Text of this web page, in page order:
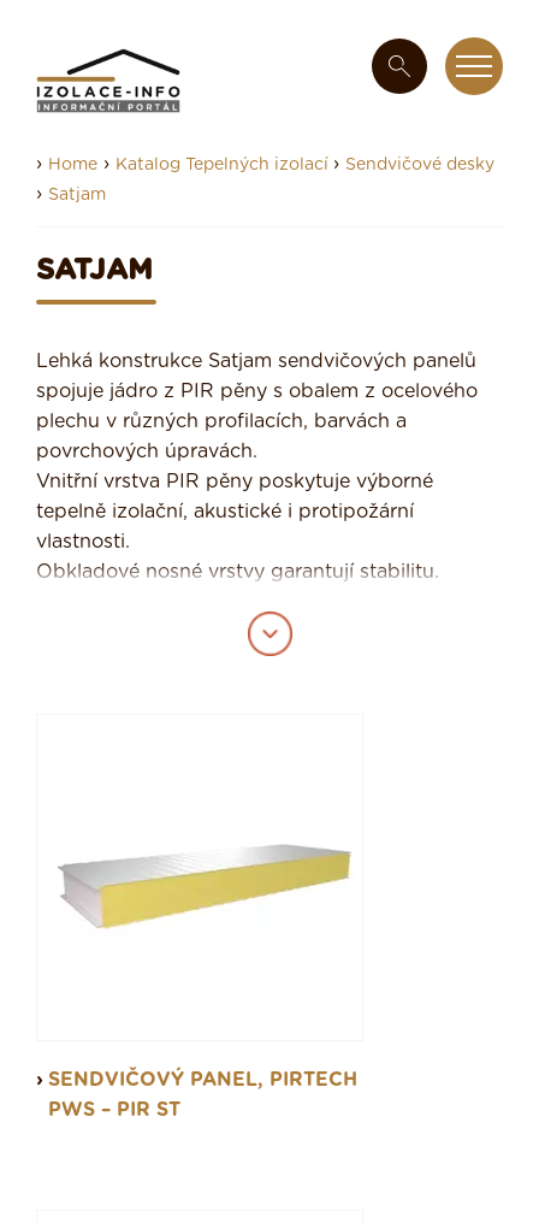
› Home › Katalog Tepelných izolací › Sendvičové desky
› Satjam
SATJAM
Lehká konstrukce Satjam sendvičových panelů
spojuje jádro z PIR pěny s obalem z ocelového
plechu v různých profilacích, barvách a
povrchových úpravách.
Vnitřní vrstva PIR pěny poskytuje výborné
tepelně izolační, akustické i protipožární
vlastnosti.
Obkladové nosné vrstvy garantují stabilitu.
manipuluje i bez těžkých zařízení. Smontované
panely mohou být bez poškození rozebrány a
a s variabilní délkou od 2 až po 16 metrů.
SENDVIČOVÝ PANEL, PIRTECH
PWS – PIR ST